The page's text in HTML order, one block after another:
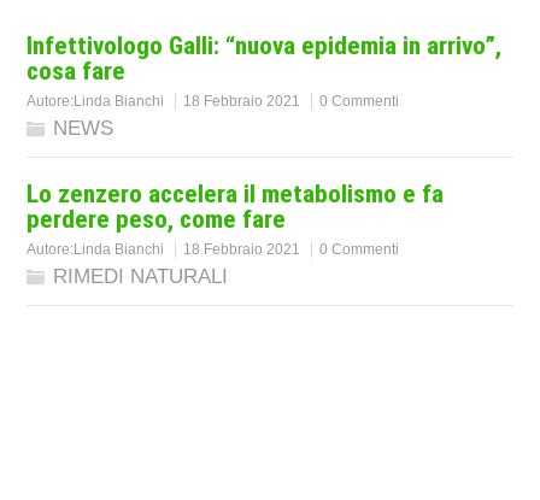
Infettivologo Galli: “nuova epidemia in arrivo”,
cosa fare
Autore:Linda Bianchi 18 Febbraio 2021 0 Commenti
NEWS
Lo zenzero accelera il metabolismo e fa
perdere peso, come fare
Autore:Linda Bianchi 18 Febbraio 2021 0 Commenti
RIMEDI NATURALI